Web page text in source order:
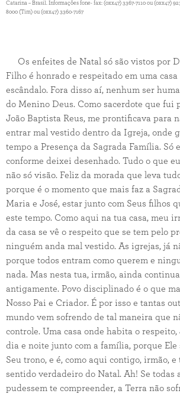
Catarina – Brasil. Informações fone- fax: (0xx47) 3367-7110 ou (0xx47)
8000 (Tim) ou (0xx47) 3360-7167
Os enfeites de Natal só são vistos por
Filho é honrado e respeitado em uma casa
escândalo. Fora disso aí, nenhum ser
do Menino Deus. Como sacerdote que fui
João Baptista Reus, me prontificava para
entrar mal vestido dentro da Igreja, onde
tempo a Presença da Sagrada Família. Só
conforme deixei desenhado. Tudo o que
não só visão. Feliz da morada que leva
porque é o momento que mais faz a
Maria e José, estar junto com Seus filhos
este tempo. Como aqui na tua casa, meu
da casa se vê o respeito que se tem pelo
ninguém anda mal vestido. As igrejas, já
porque todos entram como querem e
nada. Mas nesta tua, irmão, ainda
antigamente. Povo disciplinado é o que
Nosso Pai e Criador. É por isso e tantas
mundo vem sofrendo de tal maneira que
controle. Uma casa onde habita o respeito,
dia e noite junto com a família, porque Ele
Seu trono, e é, como aqui contigo, irmão,
sentido verdadeiro do Natal. Ah! Se todas
pudessem te compreender, a Terra não